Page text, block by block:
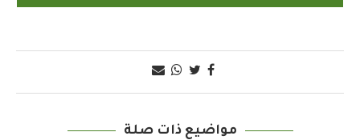
مواضيع ذات صلة